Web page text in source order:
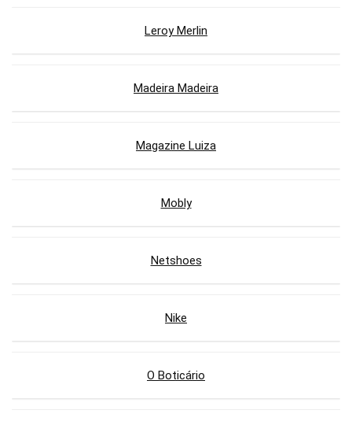
Leroy Merlin
Madeira Madeira
Magazine Luiza
Mobly
Netshoes
Nike
O Boticário